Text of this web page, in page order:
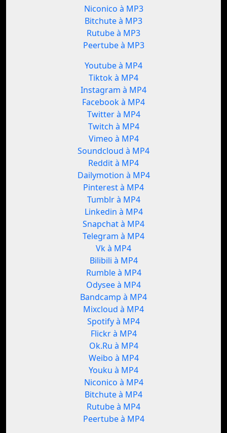
Niconico à MP3
Bitchute à MP3
Rutube à MP3
Peertube à MP3
Youtube à MP4
Tiktok à MP4
Instagram à MP4
Facebook à MP4
Twitter à MP4
Twitch à MP4
Vimeo à MP4
Soundcloud à MP4
Reddit à MP4
Dailymotion à MP4
Pinterest à MP4
Tumblr à MP4
Linkedin à MP4
Snapchat à MP4
Telegram à MP4
Vk à MP4
Bilibili à MP4
Rumble à MP4
Odysee à MP4
Bandcamp à MP4
Mixcloud à MP4
Spotify à MP4
Flickr à MP4
Ok.Ru à MP4
Weibo à MP4
Youku à MP4
Niconico à MP4
Bitchute à MP4
Rutube à MP4
Peertube à MP4